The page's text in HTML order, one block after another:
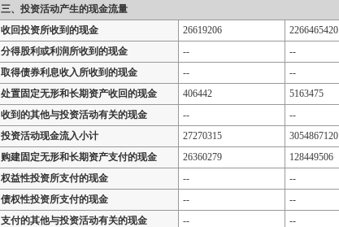
三、投资活动产生的现金流量
收回投资所收到的现金
26619206 2266465420
分得股利或利润所收到的现金
-- --
取得债券利息收入所收到的现金
-- --
处置固定无形和长期资产收回的现金
406442 5163475
收到的其他与投资活动有关的现金
-- --
投资活动现金流入小计
27270315 3054867120
购建固定无形和长期资产支付的现金
26360279 128449506
权益性投资所支付的现金
-- --
债权性投资所支付的现金
-- --
支付的其他与投资活动有关的现金
-- --